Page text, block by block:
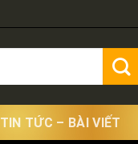
TIN TỨC – BÀI VIẾT